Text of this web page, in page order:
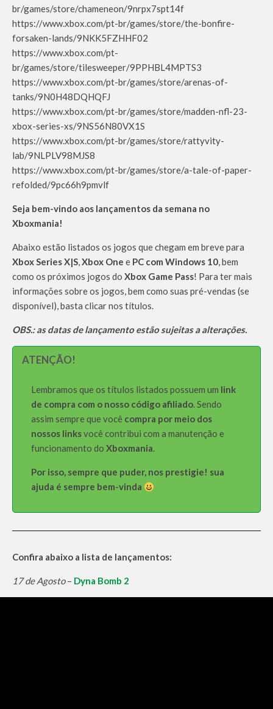
br/games/store/chameneon/9nrpx7spt14f
https://www.xbox.com/pt-br/games/store/the-bonfire-
forsaken-lands/9NKK5FZHHF02
https://www.xbox.com/pt-
br/games/store/tilesweeper/9PPHBL4MPTS3
https://www.xbox.com/pt-br/games/store/arenas-of-
tanks/9N0H48DQHQFJ
https://www.xbox.com/pt-br/games/store/madden-nfl-23-
xbox-series-xs/9NS56N80VX1S
https://www.xbox.com/pt-br/games/store/rattyvity-
lab/9NLPLV98MJS8
https://www.xbox.com/pt-br/games/store/a-tale-of-paper-
refolded/9pc66h9pmvlf
Seja bem-vindo aos lançamentos da semana no
Xboxmania!
Abaixo estão listados os jogos que chegam em breve para
Xbox Series X|S,Xbox One e PC com Windows 10, bem
como os próximos jogos do Xbox Game Pass! Para ter mais
informações sobre os jogos, bem como suas pré-vendas (se
disponível), basta clicar nos títulos.
OBS.: as datas de lançamento estão sujeitas a alterações.
ATENÇÃO!
Lembramos que os títulos listados possuem um link
de compra com o nosso código afiliado. Sendo
assim sempre que você compra por meio dos
nossos linksvocê contribui com a manutenção e
funcionamento do Xboxmania.
Por isso, sempre que puder, nos prestigie! sua
ajuda é sempre bem-vinda
Confira abaixo a lista de lançamentos:
17 de Agosto– Dyna Bomb 2